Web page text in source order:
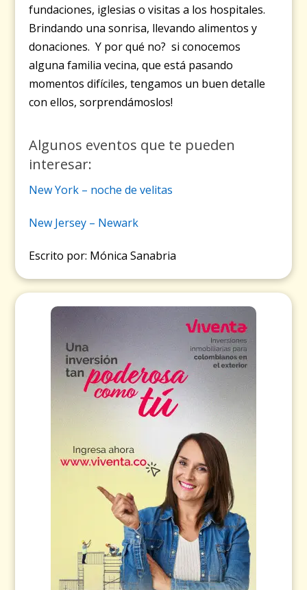
fundaciones, iglesias o visitas a los hospitales.
Brindando una sonrisa, llevando alimentos y
donaciones. Y por qué no? si conocemos
alguna familia vecina, que está pasando
momentos difíciles, tengamos un buen detalle
con ellos, sorprendámoslos!
Algunos eventos que te pueden
interesar:
New York – noche de velitas
New Jersey – Newark
Escrito por: Mónica Sanabria